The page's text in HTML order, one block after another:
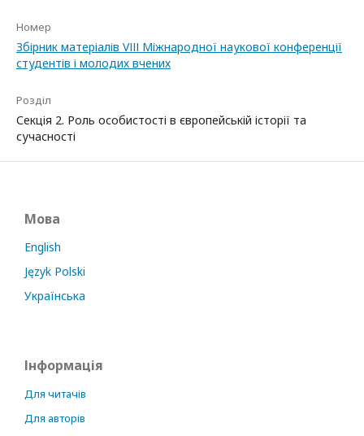
Номер
Збірник матеріалів VІІІ Міжнародної наукової конференції
студентів і молодих вчених
Розділ
Секція 2. Роль особистості в європейській історії та
сучасності
Мова
English
Język Polski
Українська
Інформація
Для читачів
Для авторів